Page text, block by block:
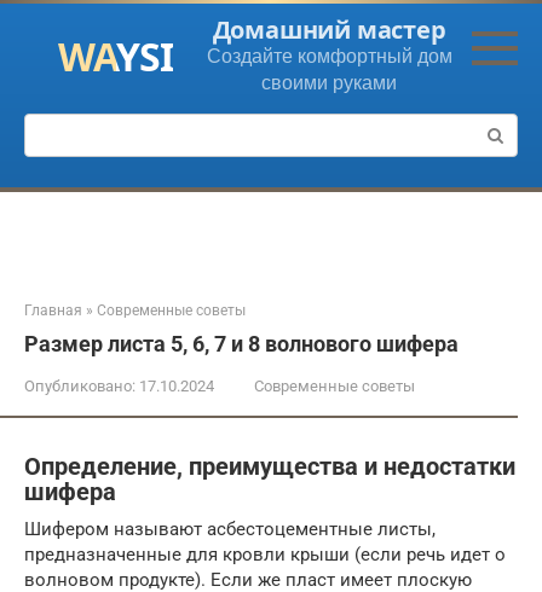
Перейти
контенту
Домашний мастер
Создайте комфортный дом
своими руками
Поиск:
Главная » Современные советы
Размер листа 5, 6, 7 и 8 волнового шифера
Опубликовано: 17.10.2024 Современные советы
Определение, преимущества и недостатки
шифера
Шифером называют асбестоцементные листы,
предназначенные для кровли крыши (если речь идет о
волновом продукте). Если же пласт имеет плоскую